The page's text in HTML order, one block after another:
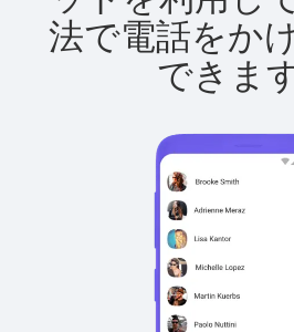
法で電話をか
できます